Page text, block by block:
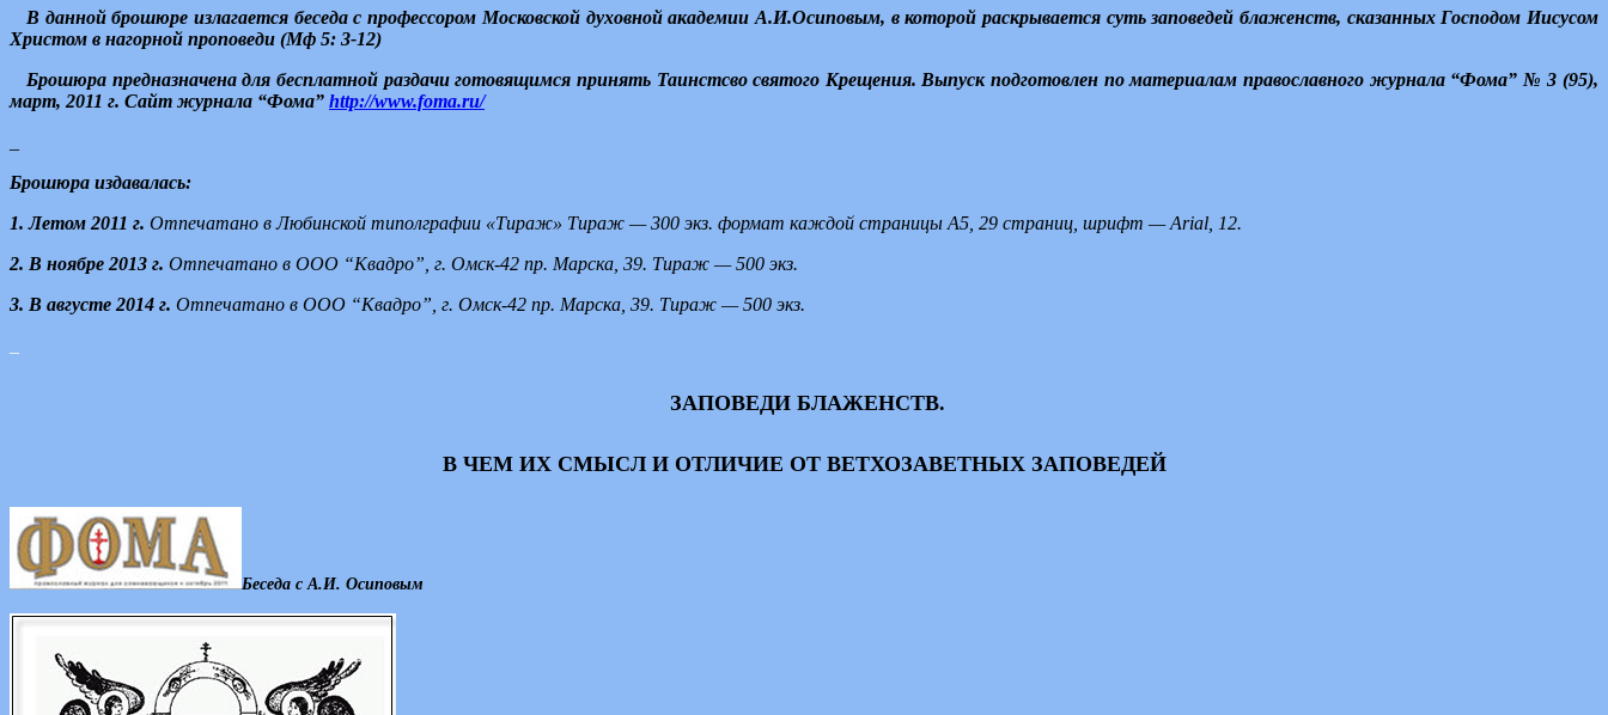
В данной брошюре излагается беседа с профессором Московской духовной академии А.И.Осиповым, в которой раскрывается суть заповедей блаженств, сказанных Господом Иисусом
Христом в нагорной проповеди (Мф 5: 3-12)
Брошюра предназначена для бесплатной раздачи готовящимся принять Таинстсво святого Крещения. Выпуск подготовлен по материалам православного журнала “Фома” № 3 (95),
март, 2011 г. Сайт журнала “Фома” http://www.foma.ru/
Брошюра издавалась:
1. Летом 2011 г. Отпечатано в Любинской типолграфии «Тираж» Тираж —300 экз. формат каждой страницы А5, 29 страниц, шрифт — Arial, 12.
2. В ноябре 2013 г. Отпечатано в ООО “Квадро”, г. Омск-42 пр. Марска, 39. Тираж — 500 экз.
3. В августе 2014 г. Отпечатано в ООО “Квадро”, г. Омск-42 пр. Марска, 39. Тираж — 500 экз.
ЗАПОВЕДИ БЛАЖЕНСТВ.
В ЧЕМ ИХ СМЫСЛ И ОТЛИЧИЕ ОТ ВЕТХОЗАВЕТНЫХ ЗАПОВЕДЕЙ
Беседа с А.И. Осиповым